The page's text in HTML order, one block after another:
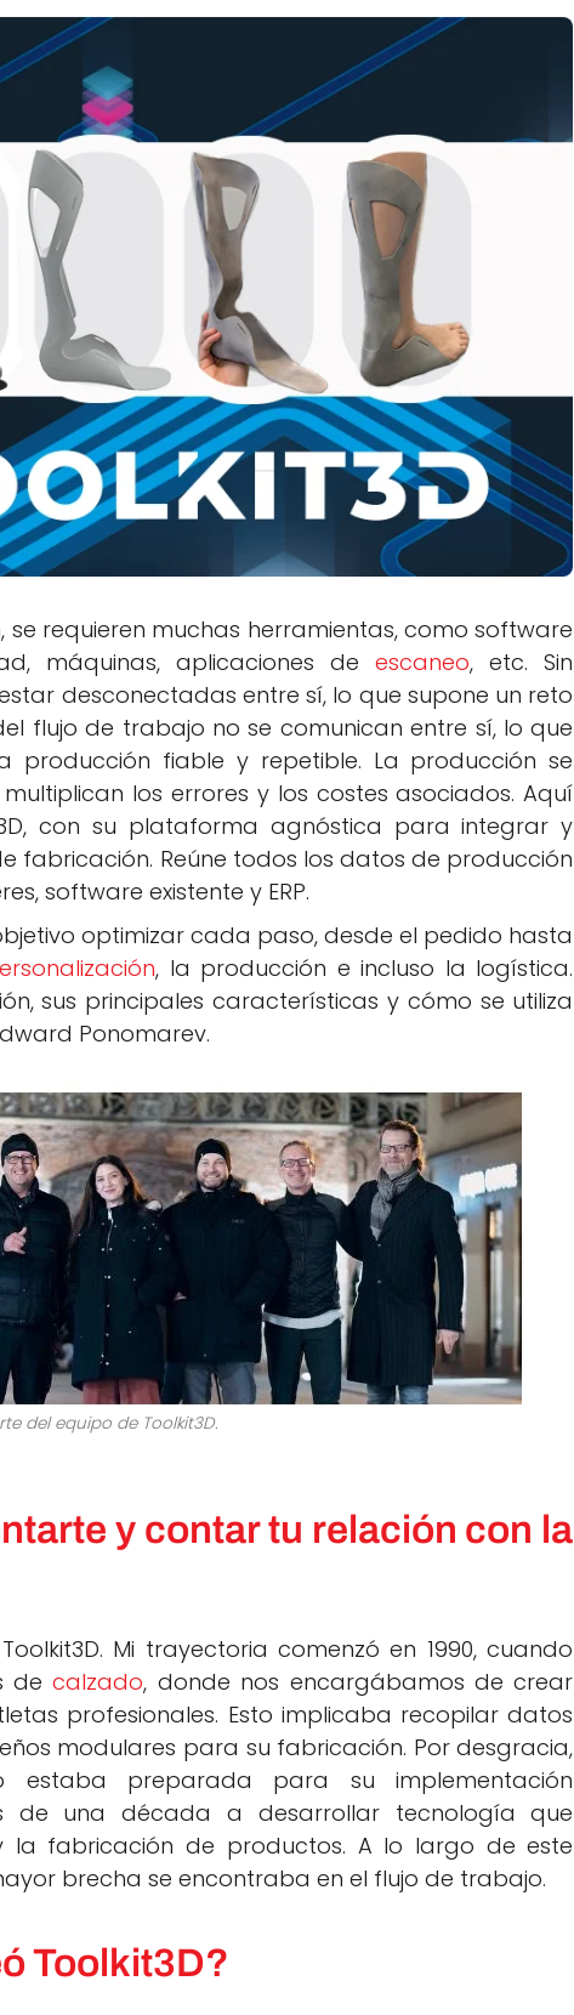
Negocios
Vídeos
requieren muchas herramientas, como software
máquinas, aplicaciones deescaneo, etc. Sin
desconectadas entre sí, lo que supone un reto
flujo de trabajo no se comunican entre sí, lo que
fiable y repetible. La producción se
los errores y los costes asociados. Aquí
con su plataforma agnóstica para integrar y
fabricación. Reúne todos los datos de producción
software existente y ERP.
optimizar cada paso, desde el pedido hasta
, la producción e incluso la logística.
sus principales características y cómo se utiliza
Ponomarev.
del equipo de Toolkit3D.
y contar tu relación con la
Mi trayectoria comenzó en 1990, cuando
decalzado, donde nos encargábamos de crear
profesionales. Esto implicaba recopilar datos
modulares para su fabricación. Por desgracia,
preparada para su implementación
de una década a desarrollar tecnología que
la fabricación de productos. A lo largo de este
brecha se encontraba en el flujo de trabajo.
Toolkit3D?